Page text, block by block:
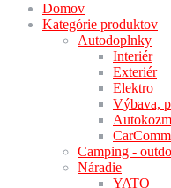
Domov
Kategórie produktov
Autodoplnky
Interiér
Exteriér
Elektro
Výbava,
Camping -
Náradie
YATO